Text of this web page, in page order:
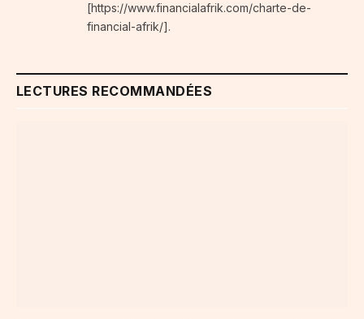
[https://www.financialafrik.com/charte-de-
financial-afrik/].
LECTURES RECOMMANDÉES